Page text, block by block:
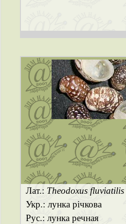
Лат.: Theodoxus fluviatilis
Укр.: лунка річкова
Рус.: лунка речная